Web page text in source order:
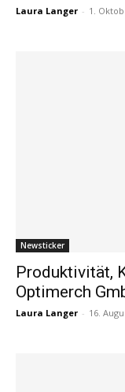
Laura Langer - 1.
Newsticker
Produktivität,
Optimerch
Laura Langer - 16.